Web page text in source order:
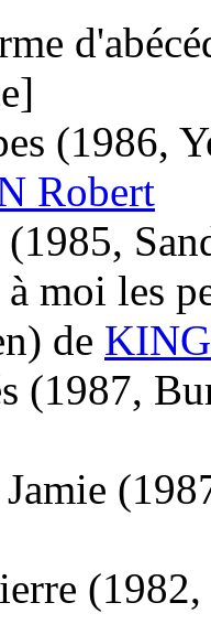
(1986,
Robert
(1985,
moi les
de
(1987,
(1982,